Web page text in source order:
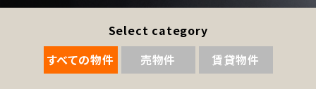
Select category
すべての物件
売物件 賃貸物件